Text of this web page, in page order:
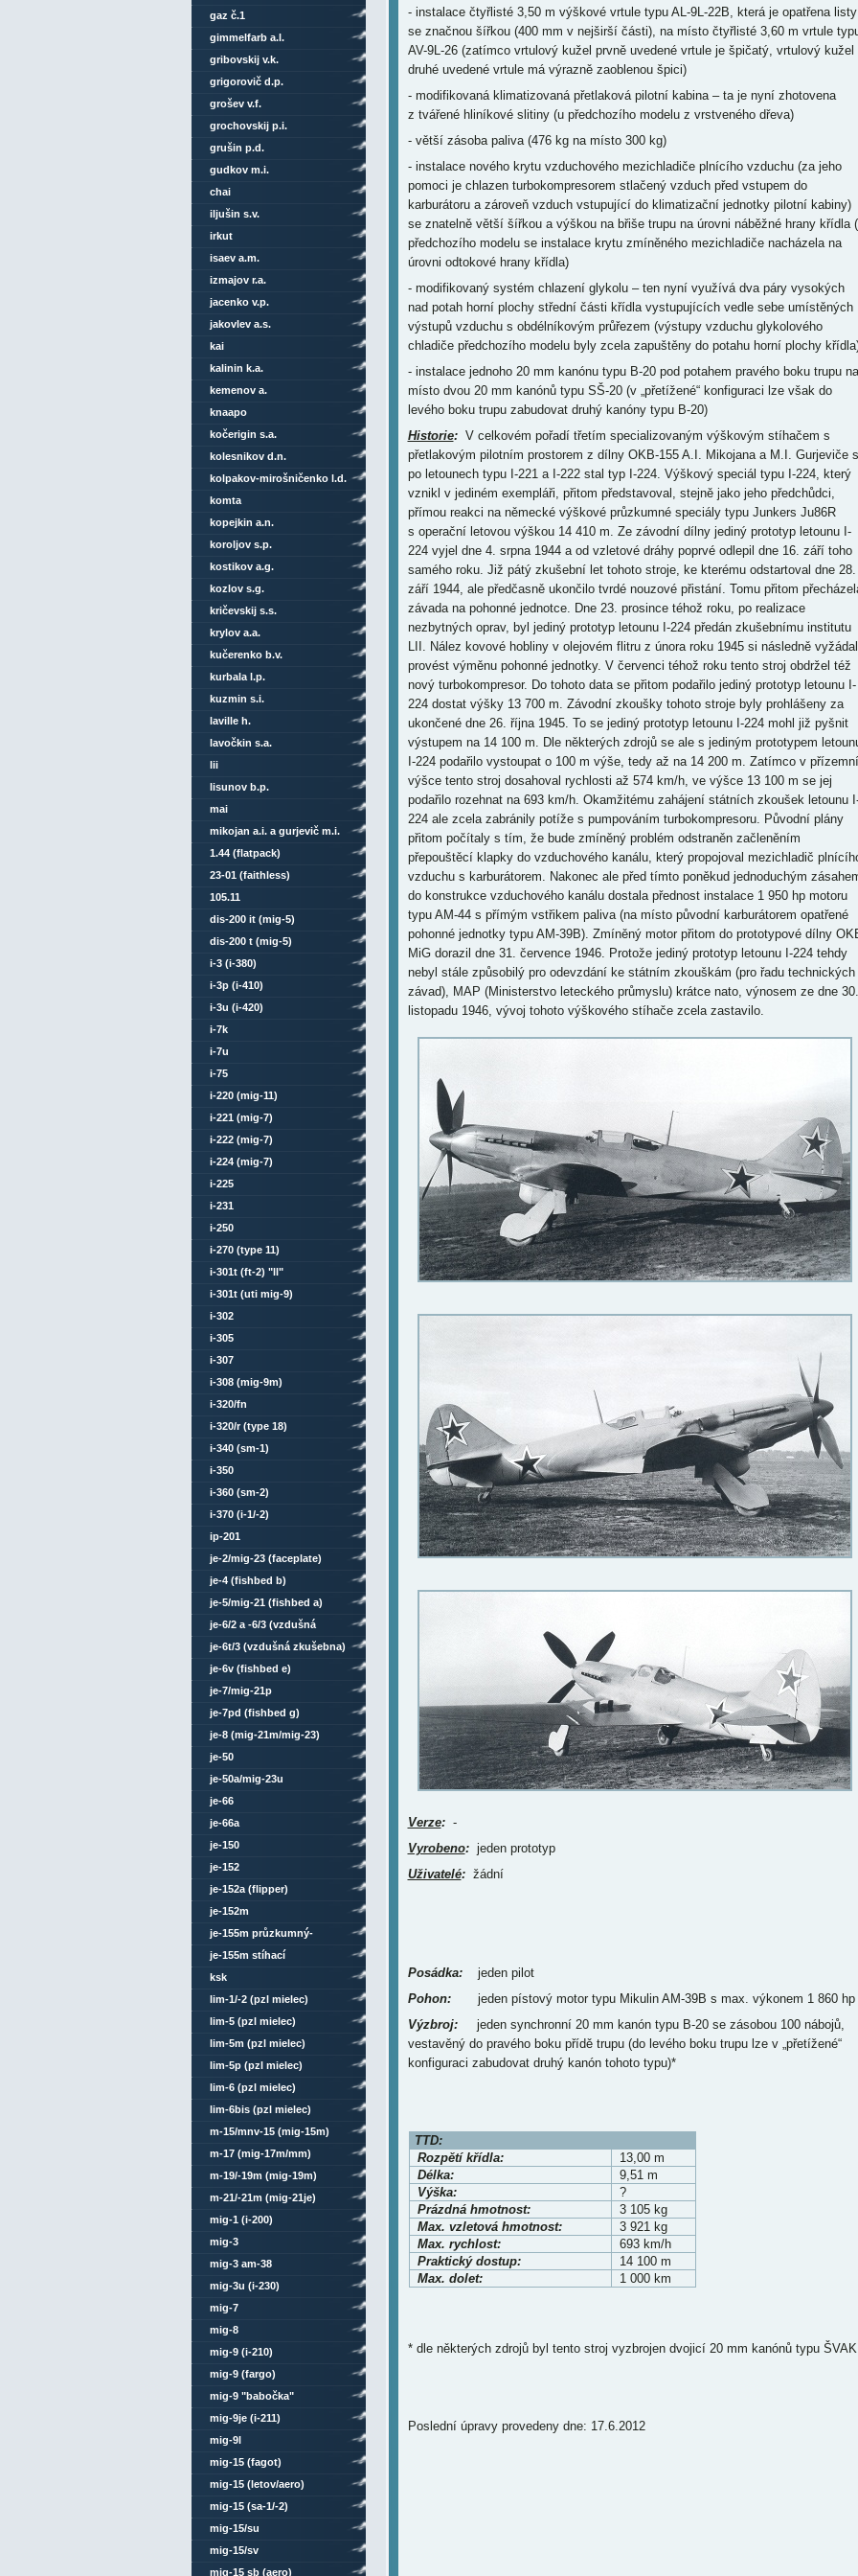
- instalace čtyřlisté 3,50 m výškové vrtule typu AL-9L-22B, která je opatřena listy
se značnou šířkou (400 mm v nejširší části), na místo čtyřlisté 3,60 m vrtule
AV-9L-26 (zatímco vrtulový kužel prvně uvedené vrtule je špičatý, vrtulový kužel
druhé uvedené vrtule má výrazně zaoblenou špici)
- modifikovaná klimatizovaná přetlaková pilotní kabina – ta je nyní zhotovena
z tvářené hliníkové slitiny (u předchozího modelu z vrstveného dřeva)
- větší zásoba paliva (476 kg na místo 300 kg)
- instalace nového krytu vzduchového mezichladiče plnícího vzduchu (za jeho
pomoci je chlazen turbokompresorem stlačený vzduch před vstupem do
karburátoru a zároveň vzduch vstupující do klimatizační jednotky pilotní kabiny)
se znatelně větší šířkou a výškou na břiše trupu na úrovni náběžné hrany křídla
předchozího modelu se instalace krytu zmíněného mezichladiče nacházela na
úrovni odtokové hrany křídla)
- modifikovaný systém chlazení glykolu – ten nyní využívá dva páry vysokých
nad potah horní plochy střední části křídla vystupujících vedle sebe umístěných
výstupů vzduchu s obdélníkovým průřezem (výstupy vzduchu glykolového
chladiče předchozího modelu byly zcela zapuštěny do potahu horní plochy
- instalace jednoho 20 mm kanónu typu B-20 pod potahem pravého boku trupu na
místo dvou 20 mm kanónů typu SŠ-20 (v „přetížené“ konfiguraci lze však do
levého boku trupu zabudovat druhý kanóny typu B-20)
Historie:V celkovém pořadí třetím specializovaným výškovým stíhačem s
přetlakovým pilotním prostorem z dílny OKB-155 A.I. Mikojana a M.I. Gurjeviče
po letounech typu I-221 a I-222 stal typ I-224. Výškový speciál typu I-224, který
vznikl v jediném exempláři, přitom představoval, stejně jako jeho předchůdci,
přímou reakci na německé výškové průzkumné speciály typu Junkers Ju86R
s operační letovou výškou 14 410 m. Ze závodní dílny jediný prototyp letounu I-
224 vyjel dne 4. srpna 1944 a od vzletové dráhy poprvé odlepil dne 16. září toho
samého roku. Již pátý zkušební let tohoto stroje, ke kterému odstartoval dne 28.
září 1944, ale předčasně ukončilo tvrdé nouzové přistání. Tomu přitom
závada na pohonné jednotce. Dne 23. prosince téhož roku, po realizace
nezbytných oprav, byl jediný prototyp letounu I-224 předán zkušebnímu institutu
LII. Nález kovové hobliny v olejovém flitru z února roku 1945 si následně vyžádal
provést výměnu pohonné jednotky. V červenci téhož roku tento stroj obdržel též
nový turbokompresor. Do tohoto data se přitom podařilo jediný prototyp letounu I-
224 dostat výšky 13 700 m. Závodní zkoušky tohoto stroje byly prohlášeny za
ukončené dne 26. října 1945. To se jediný prototyp letounu I-224 mohl již pyšnit
výstupem na 14 100 m. Dle některých zdrojů se ale s jediným prototypem
I-224 podařilo vystoupat o 100 m výše, tedy až na 14 200 m. Zatímco v přízemní
výšce tento stroj dosahoval rychlosti až 574 km/h, ve výšce 13 100 m se jej
podařilo rozehnat na 693 km/h. Okamžitému zahájení státních zkoušek letounu
224 ale zcela zabránily potíže s pumpováním turbokompresoru. Původní plány
přitom počítaly s tím, že bude zmíněný problém odstraněn začleněním
přepouštěcí klapky do vzduchového kanálu, který propojoval mezichladič
vzduchu s karburátorem. Nakonec ale před tímto poněkud jednoduchým
do konstrukce vzduchového kanálu dostala přednost instalace 1 950 hp motoru
typu AM-44 s přímým vstřikem paliva (na místo původní karburátorem opatřené
pohonné jednotky typu AM-39B). Zmíněný motor přitom do prototypové dílny
MiG dorazil dne 31. července 1946. Protože jediný prototyp letounu I-224 tehdy
nebyl stále způsobilý pro odevzdání ke státním zkouškám (pro řadu technických
závad), MAP (Ministerstvo leteckého průmyslu) krátce nato, výnosem ze dne 30.
listopadu 1946, vývoj tohoto výškového stíhače zcela zastavilo.
Verze:-
Vyrobeno:jeden prototyp
Uživatelé:žádní
Posádka:jeden pilot
Pohon:jeden pístový motor typu Mikulin AM-39B s max. výkonem 1 860 hp
Výzbroj:jeden synchronní 20 mm kanón typu B-20 se zásobou 100 nábojů,
vestavěný do pravého boku přídě trupu (do levého boku trupu lze v „přetížené“
konfiguraci zabudovat druhý kanón tohoto typu)*
TTD:
Rozpětí křídla:
13,00 m
Délka:
9,51 m
Výška:
?
Prázdná hmotnost:
3 105 kg
Max. vzletová hmotnost:
3 921 kg
Max. rychlost:
693 km/h
Praktický dostup:
14 100 m
Max. dolet:
1 000 km
* dle některých zdrojů byl tento stroj vyzbrojen dvojicí 20 mm kanónů typu ŠVAK
Poslední úpravy provedeny dne: 17.6.2012
gaz č.1
gimmelfarb a.l.
gribovskij v.k.
grigorovič d.p.
grošev v.f.
grochovskij p.i.
grušin p.d.
gudkov m.i.
chai
iljušin s.v.
irkut
isaev a.m.
izmajov r.a.
jacenko v.p.
jakovlev a.s.
kai
kalinin k.a.
kemenov a.
knaapo
kočerigin s.a.
kolesnikov d.n.
kolpakov-mirošničenko l.d.
komta
kopejkin a.n.
koroljov s.p.
kostikov a.g.
kozlov s.g.
kričevskij s.s.
krylov a.a.
kučerenko b.v.
kurbala l.p.
kuzmin s.i.
laville h.
lavočkin s.a.
lii
lisunov b.p.
mai
mikojan a.i. a gurjevič m.i.
1.44 (flatpack)
23-01 (faithless)
105.11
dis-200 it (mig-5)
dis-200 t (mig-5)
i-3 (i-380)
i-3p (i-410)
i-3u (i-420)
i-7k
i-7u
i-75
i-220 (mig-11)
i-221 (mig-7)
i-222 (mig-7)
i-224 (mig-7)
i-225
i-231
i-250
i-270 (type 11)
i-301t (ft-2) "ll"
i-301t (uti mig-9)
i-302
i-305
i-307
i-308 (mig-9m)
i-320/fn
i-320/r (type 18)
i-340 (sm-1)
i-350
i-360 (sm-2)
i-370 (i-1/-2)
ip-201
je-2/mig-23 (faceplate)
je-4 (fishbed b)
je-5/mig-21 (fishbed a)
je-6/2 a -6/3 (vzdušná
zkušebna)
je-6t/3 (vzdušná zkušebna)
je-6v (fishbed e)
je-7/mig-21p
je-7pd (fishbed g)
je-8 (mig-21m/mig-23)
je-50
je-50a/mig-23u
je-66
je-66a
je-150
je-152
je-152a (flipper)
je-152m
je-155m průzkumný-
bombardovací
je-155m stíhací
ksk
lim-1/-2 (pzl mielec)
lim-5 (pzl mielec)
lim-5m (pzl mielec)
lim-5p (pzl mielec)
lim-6 (pzl mielec)
lim-6bis (pzl mielec)
m-15/mnv-15 (mig-15m)
m-17 (mig-17m/mm)
m-19/-19m (mig-19m)
m-21/-21m (mig-21je)
mig-1 (i-200)
mig-3
mig-3 am-38
mig-3u (i-230)
mig-7
mig-8
mig-9 (i-210)
mig-9 (fargo)
mig-9 "babočka"
mig-9je (i-211)
mig-9l
mig-15 (fagot)
mig-15 (letov/aero)
mig-15 (sa-1/-2)
mig-15/su
mig-15/sv
mig-15 sb (aero)